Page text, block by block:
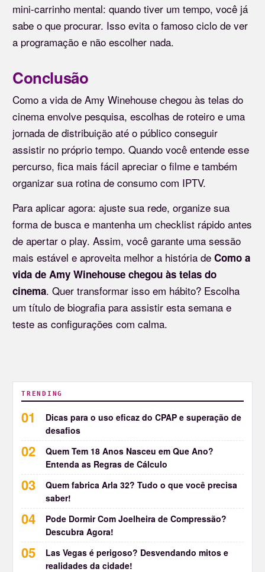
mini-carrinho mental: quando tiver um tempo, você já
sabe o que procurar. Isso evita o famoso ciclo de ver
a programação e não escolher nada.
Conclusão
Como a vida de Amy Winehouse chegou às telas do
cinema envolve pesquisa, escolhas de roteiro e uma
jornada de distribuição até o público conseguir
assistir no próprio tempo. Quando você entende esse
percurso, fica mais fácil apreciar o filme e também
organizar sua rotina de consumo com IPTV.
Para aplicar agora: ajuste sua rede, organize sua
forma de busca e mantenha um checklist rápido antes
de apertar o play. Assim, você garante uma sessão
mais estável e aproveita melhor a história de Como a
vida de Amy Winehouse chegou às telas do
cinema. Quer transformar isso em hábito? Escolha
um título de biografia para assistir esta semana e
teste as configurações com calma.
TRENDING
Dicas para o uso eficaz do CPAP e superação de
desafios
Quem Tem 18 Anos Nasceu em Que Ano?
Entenda as Regras de Cálculo
Quem fabrica Arla 32? Tudo o que você precisa
saber!
Pode Dormir Com Joelheira de Compressão?
Descubra Agora!
Las Vegas é perigoso? Desvendando mitos e
realidades da cidade!